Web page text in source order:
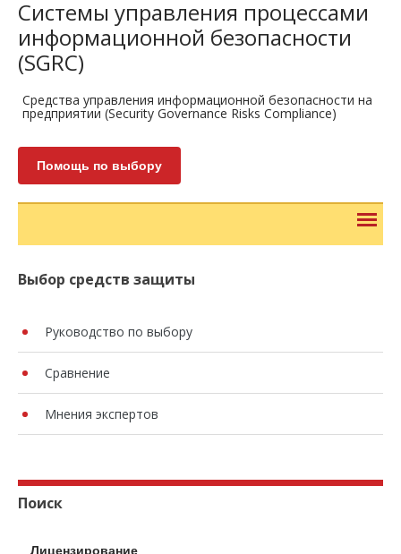
Системы управления процессами
информационной безопасности
(SGRC)
Средства управления информационной безопасности на
предприятии (Security Governance Risks Compliance)
Помощь по выбору
Выбор средств защиты
Руководство по выбору
Сравнение
Мнения экспертов
Поиск
Лицензирование